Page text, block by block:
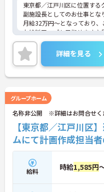
東京都／江戸川区に位置する
副施設長としてのお仕事とな
月給32万円～となっており
お給料アップも目指せます♪
した待遇で、とてもやりがい
ります！
ご興味ある方は面接ポイント
お気軽にお問い合わせくだ
詳細を見る
グループホーム
名称非公開 ※詳細はお問合せく
【東京都／江戸川区
ムにて計画作成担当
給料 時給1,585円